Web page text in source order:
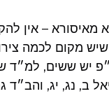
מאיסורא – אין
מקום לכמה
יש ששים, למ״ד
ב, נג, יג, והב״ד